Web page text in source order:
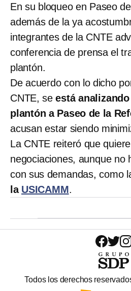
En su bloqueo en Paseo
además de la ya
integrantes de la CNTE
conferencia de prensa el
plantón.
De acuerdo con lo dicho
CNTE, seestá
plantón a Paseo de la
acusan estar siendo
La CNTE reiteró que
negociaciones, aunque no
con sus demandas, como
la USICAMM.
Todos los derechos